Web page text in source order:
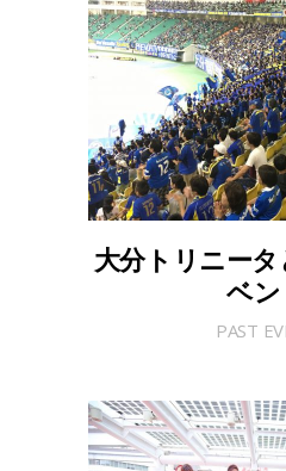
大分トリニー
ベン
PAST